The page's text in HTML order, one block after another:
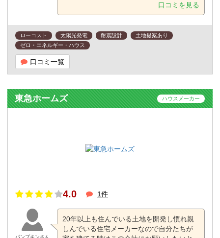
口コミを見る
ローコスト 太陽光発電 耐震設計
土地提案あり
ゼロ・エネルギー・ハウス
口コミ一覧
東急ホームズ ハウスメーカー
4.0 1件
パンプキンさん
20年以上も住んでいる土地を開発し慣れ親
しんでいる住宅メーカーなので自分たちが